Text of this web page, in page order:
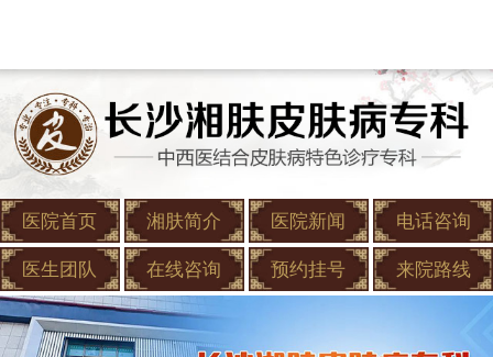
医院首页 湘肤简介 医院新闻 电话咨询
医生团队 在线咨询 预约挂号 来院路线